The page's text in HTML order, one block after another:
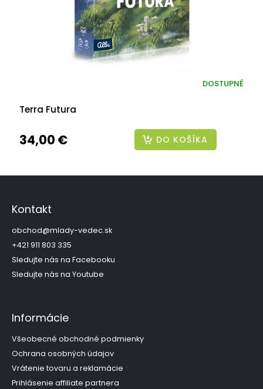
Terra Futura
DOSTUPNÉ
34,00 € DO KOŠÍKA
Kontakt
obchod@mlady-vedec.sk
+421 911 803 335
Sledujte nás na Facebooku
Sledujte nás na Youtube
Informácie
Všeobecné obchodné podmienky
Ochrana osobných údajov
Vrátenie tovaru a reklamácie
Prihlásenie affiliate partnera